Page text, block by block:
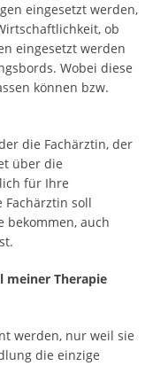
eingesetzt werden,
ob
eingesetzt werden
Wobei diese
können bzw.
die Fachärztin, der
über die
für Ihre
Fachärztin soll
bekommen, auch
meiner Therapie
werden, nur weil sie
die einzige